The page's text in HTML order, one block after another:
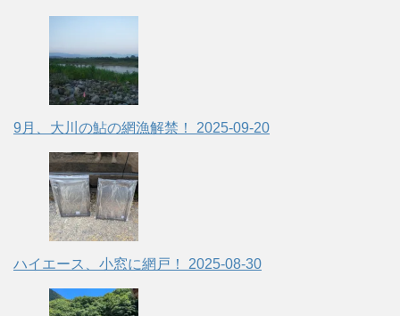
9月、大川の鮎の網漁解禁！ 2025-09-20
ハイエース、小窓に網戸！ 2025-08-30